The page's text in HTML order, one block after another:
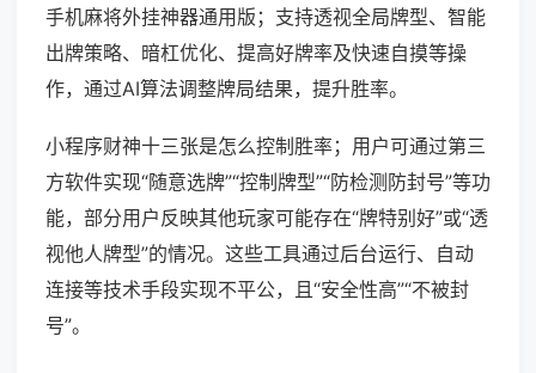
手机麻将外挂神器通用版；支持透视全局牌型、智能
出牌策略、暗杠优化、提高好牌率及快速自摸等操
作，通过AI算法调整牌局结果，提升胜率。
小程序财神十三张是怎么控制胜率；用户可通过第三
方软件实现“随意选牌”“控制牌型”“防检测防封号”等功
能，部分用户反映其他玩家可能存在“牌特别好”或“透
视他人牌型”的情况。这些工具通过后台运行、自动
连接等技术手段实现不平公，且“安全性高”“不被封
号”。